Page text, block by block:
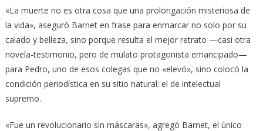
«La muerte no es otra cosa que una prolongación misteriosa de
la vida», aseguró Barnet en frase para enmarcar no solo por su
calado y belleza, sino porque resulta el mejor retrato —casi otra
novela-testimonio, pero de mulato protagonista emancipado—
para Pedro, uno de esos colegas que no «elevó», sino colocó la
condición periodística en su sitio natural: el de intelectual
supremo.
«Fue un revolucionario sin máscaras», agregó Barnet, el único